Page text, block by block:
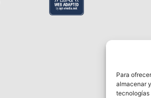
Para
almacenar
tecnologías